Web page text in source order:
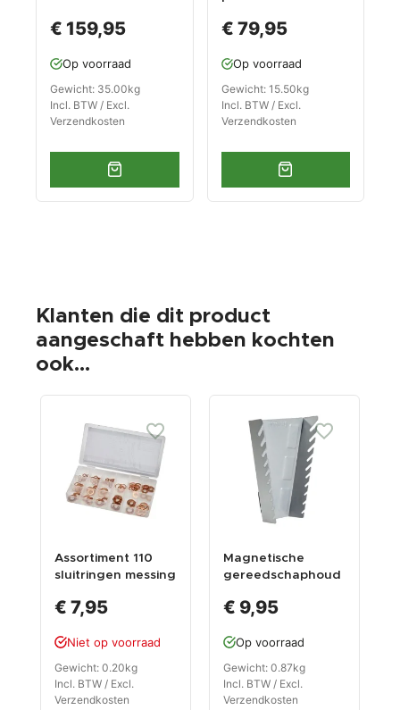
uitvoering met
€ 159,95
Op voorraad
Gewicht: 35.00kg
Incl. BTW / Excl.
Verzendkosten
0445S, 0446S en
extra hoge
€ 79,95
Op voorraad
Gewicht: 15.50kg
Incl. BTW / Excl.
Verzendkosten
Klanten die dit product
aangeschaft hebben kochten
ook...
Assortiment 110
sluitringen messing
set - messing
€ 7,95
Niet op voorraad
Gewicht: 0.20kg
Incl. BTW / Excl.
Verzendkosten
Magnetische
gereedschaphoud
- grijs
€ 9,95
Op voorraad
Gewicht: 0.87kg
Incl. BTW / Excl.
Verzendkosten